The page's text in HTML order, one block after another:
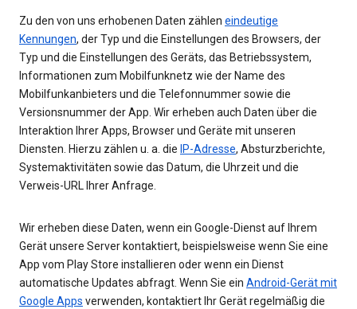
Zu den von uns erhobenen Daten zählen eindeutige
Kennungen, der Typ und die Einstellungen des Browsers, der
Typ und die Einstellungen des Geräts, das Betriebssystem,
Informationen zum Mobilfunknetz wie der Name des
Mobilfunkanbieters und die Telefonnummer sowie die
Versionsnummer der App. Wir erheben auch Daten über die
Interaktion Ihrer Apps, Browser und Geräte mit unseren
Diensten. Hierzu zählen u. a. die IP-Adresse, Absturzberichte,
Systemaktivitäten sowie das Datum, die Uhrzeit und die
Verweis-URL Ihrer Anfrage.
Wir erheben diese Daten, wenn ein Google-Dienst auf Ihrem
Gerät unsere Server kontaktiert, beispielsweise wenn Sie eine
App vom Play Store installieren oder wenn ein Dienst
automatische Updates abfragt. Wenn Sie ein Android-Gerät mit
Google Apps verwenden, kontaktiert Ihr Gerät regelmäßig die